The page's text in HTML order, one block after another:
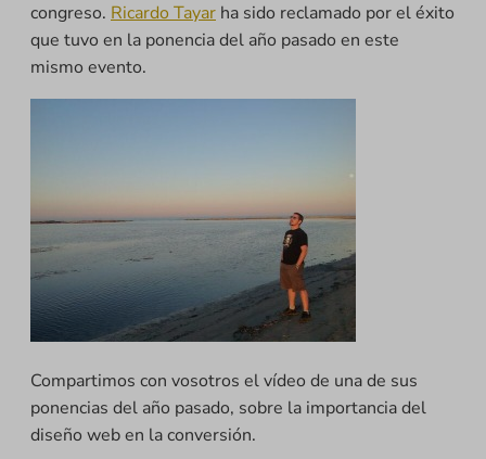
congreso. Ricardo Tayar ha sido reclamado por el éxito
que tuvo en la ponencia del año pasado en este
mismo evento.
Compartimos con vosotros el vídeo de una de sus
ponencias del año pasado, sobre la importancia del
diseño web en la conversión.